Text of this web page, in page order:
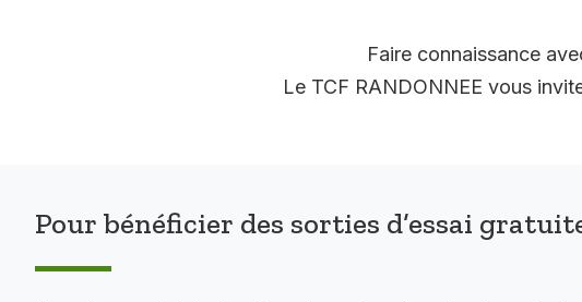
Faire connaissance
Le TCF RANDONNEE vous
Pour bénéficier des sorties d’essai